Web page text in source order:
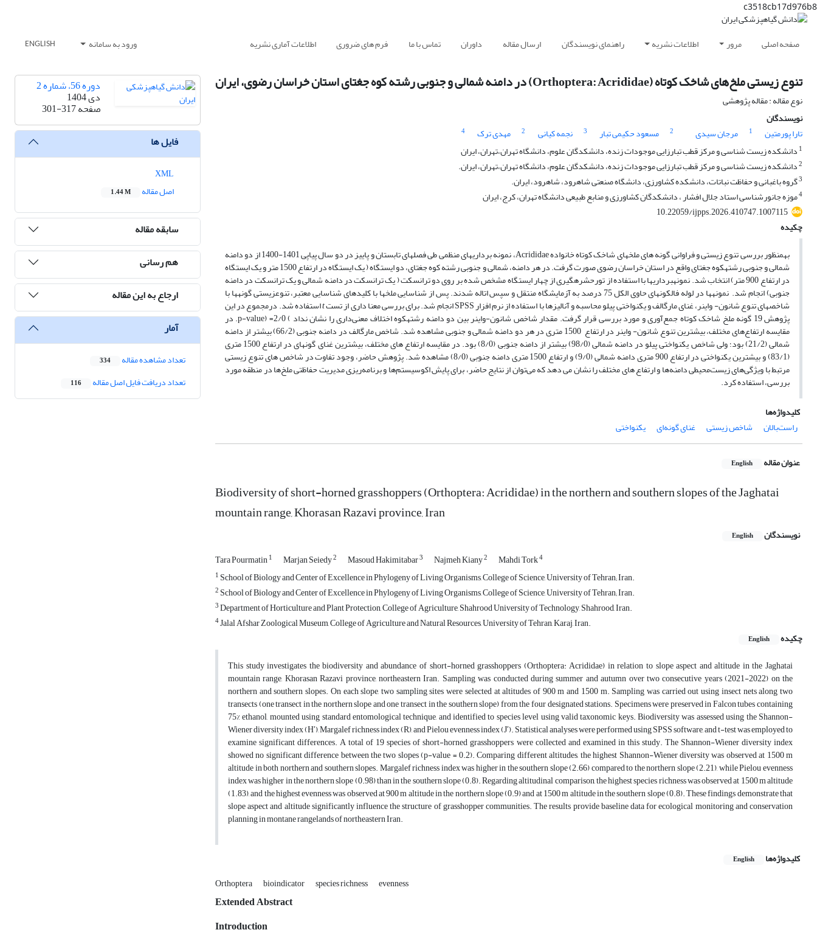
c3518cb17d976b8
صفحه اصلی مرور اطلاعات نشریه راهنمای نویسندگان ارسال مقاله داوران تماس با ما فرم های ضروری اطلاعات آماری نشریه ورود به سامانه ENGLISH
تنوع زیستی ملخ‌های شاخک کوتاه (Orthoptera: Acrididae) در دامنه شمالی و جنوبی رشته کوه جغتای استان خراسان رضوی، ایران
نوع مقاله : مقاله پژوهشی
نویسندگان
تارا پورمتین
1 مرجان سیدی 2 مسعود حکیمی تبار 3 نجمه کیانی 2 مهدی ترک
4
1 دانشکده زیست شناسی و مرکز قطب تبارزایی موجودات زنده، دانشکدگان علوم، دانشگاه تهران،تهران، ایران
2دانشکده زیست شناسی و مرکز قطب تبارزایی موجودات زنده، دانشکدگان علوم، دانشگاه تهران،تهران، ایران.
3گروه باغبانی و حفاظت نباتات، دانشکده کشاورزی، دانشگاه صنعتی شاهرود، شاهرود، ایران.
4موزه جانورشناسی استاد جلال افشار ، دانشکدگان کشاورزی و منابع طبیعی دانشگاه تهران، کرج، ایران
10.22059/ijpps.2026.410747.1007115
چکیده
به­منظور بررسی تنوع زیستی و فراوانی گونه های ملخ­های شاخک کوتاه خانواده Acrididae، نمونه برداری­های منظمی طی فصل­های تابستان و پاییز در دو سال پیاپی 1401-1400 از دو دامنه
شمالی و جنوبی رشته­کوه جغتای واقع در استان خراسان رضوی صورت گرفت. در هر دامنه، شمالی و جنوبی رشته کوه جغتای، دو ایستگاه ( یک ایستگاه در ارتفاع 1500 متر و یک ایستگاه
در ارتفاع 900 متر) انتخاب شد. نمونه­برداری­ها با استفاده از تورحشره­گیری از چهار ایستگاه مشخص شده بر روی دو ترانسکت ( یک ترانسکت در دامنه شمالی و یک ترانسکت در دامنه
جنوبی) انجام شد. نمونه­ها در لوله فالکون­های حاوی الکل 75 درصد به آزمایشگاه منتقل و سپس اتاله شدند. پس از شناسایی ملخ­ها با کلیدهای شناسایی معتبر، تنوع­زیستی گونه­ها با
شاخص­های تنوع شانون- واینر، غنای مارگالف و یکنواختی پیلو محاسبه و آنالیزها با استفاده از نرم افزار SPSS انجام شد. برای بررسی معنا داری از تست tاستفاده شد. درمجموع در این
پژوهش 19 گونه ملخ شاخک کوتاه جمع‌آوری و مورد بررسی قرار گرفت. مقدار شاخص شانون-واینر بین دو دامنه رشته­کوه اختلاف معنی‌داری را نشان نداد ) 2/0= (p-value. در
مقایسه ارتفاع‌های مختلف، بیشترین تنوع شانون- واینر در ارتفاع 1500 متری در هر دو دامنه شمالی و جنوبی مشاهده شد. شاخص مارگالف در دامنه جنوبی (66/2) بیشتر از دامنه
شمالی (21/2) بود؛ ولی شاخص یکنواختی پیلو در دامنه شمالی (98/0) بیشتر از دامنه جنوبی (8/0) بود. در مقایسه ارتفاع های مختلف، بیشترین غنای گونه­ای در ارتفاع 1500 متری
(83/1) و بیشترین یکنواختی در ارتفاع 900 متری دامنه شمالی (9/0) و ارتفاع 1500 متری دامنه جنوبی (8/0) مشاهده شد. پژوهش حاضر، وجود تفاوت در شاخص های تنوع زیستی
مرتبط با ویژگی‌های زیست‌محیطی دامنه‌ها و ارتفاع های مختلف را نشان می دهد که می‌توان از نتایج حاضر، برای پایش اکوسیستم‌ها و برنامه‌ریزی مدیریت حفاظتی ملخ‌ها در منطقه مورد
بررسی، استفاده کرد.
کلیدواژه‌ها
راست‌بالان
شاخص زیستی غنای گونه‌ای یکنواختی
عنوان مقاله English
Biodiversity of short-horned grasshoppers (Orthoptera: Acrididae) in the northern and southern slopes of the Jaghatai
mountain range, Khorasan Razavi province, Iran
نویسندگان English
Tara Pourmatin1 Marjan Seiedy2 Masoud Hakimitabar3 Najmeh Kiany2 Mahdi Tork4
1 School of Biology and Center of Excellence in Phylogeny of Living Organisms, College of Science, University of Tehran; Iran.
2 School of Biology and Center of Excellence in Phylogeny of Living Organisms, College of Science, University of Tehran; Iran.
3Department of Horticulture and Plant Protection, College of Agriculture, Shahrood University of Technology, Shahrood, Iran.
4Jalal Afshar Zoological Museum, College of Agriculture and Natural Resources, University of Tehran, Karaj, Iran.
چکیده
English
This study investigates the biodiversity and abundance of short-horned grasshoppers (Orthoptera: Acrididae) in relation to slope aspect and altitude in the Jaghatai
mountain range, Khorasan Razavi province, northeastern Iran. Sampling was conducted during summer and autumn over two consecutive years (2021-2022) on the
northern and southern slopes. On each slope, two sampling sites were selected at altitudes of 900 m and 1500 m. Sampling was carried out using insect nets along two
transects (one transect in the northern slope and one transect in the southern slope) from the four designated stations. Specimens were preserved in Falcon tubes containing
75% ethanol, mounted using standard entomological technique, and identified to species level using valid taxonomic keys. Biodiversity was assessed using the Shannon-
Wiener diversity index (H′), Margalef richness index (R), and Pielou evenness index (J′). Statistical analyses were performed using SPSS software, and t-test was employed to
examine significant differences. A total of 19 species of short-horned grasshoppers were collected and examined in this study. The Shannon-Wiener diversity index
showed no significant difference between the two slopes (p-value = 0.2). Comparing different altitudes, the highest Shannon-Wiener diversity was observed at 1500 m
altitude in both northern and southern slopes. Margalef richness index was higher in the southern slope (2.66) compared to the northern slope (2.21), while Pielou evenness
index was higher in the northern slope (0.98) than in the southern slope (0.8). Regarding altitudinal comparison, the highest species richness was observed at 1500 m altitude
(1.83), and the highest evenness was observed at 900 m altitude in the northern slope (0.9) and at 1500 m altitude in the southern slope (0.8). These findings demonstrate that
slope aspect and altitude significantly influence the structure of grasshopper communities. The results provide baseline data for ecological monitoring and conservation
planning in montane rangelands of northeastern Iran.
کلیدواژه‌ها English
Orthoptera bioindicator species richness evenness
Extended Abstract
Introduction
دوره 56، شماره 2
دی 1404
صفحه301-317
فایل ها
اصل مقاله
1.44 M
سابقه مقاله
هم رسانی
ارجاع به این مقاله
آمار
تعداد مشاهده مقاله 334
تعداد دریافت فایل اصل مقاله 116